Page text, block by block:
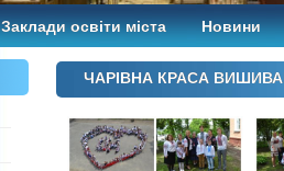
Заклади освіти міста Новини
ЧАРІВНА КРАСА